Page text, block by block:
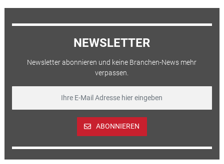
NEWSLETTER
Newsletter abonnieren und keine Branchen-News mehr
verpassen.
ABONNIEREN